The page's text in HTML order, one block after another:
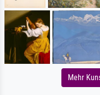
Mehr